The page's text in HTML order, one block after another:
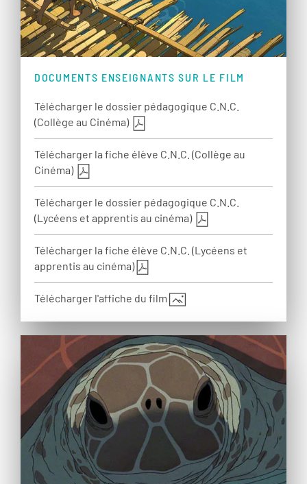
DOCUMENTS ENSEIGNANTS SUR LE FILM
Télécharger le dossier pédagogique C.N.C.
(Collège au Cinéma)
Télécharger la fiche élève C.N.C. (Collège au
Cinéma)
Télécharger le dossier pédagogique C.N.C.
(Lycéens et apprentis au cinéma)
Télécharger la fiche élève C.N.C. (Lycéens et
apprentis au cinéma)
Télécharger l'affiche du film